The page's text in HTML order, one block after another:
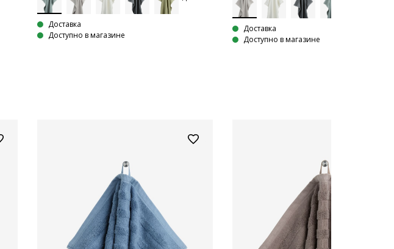
Доставка
Доступно в магазине
Доставка
Доступно в магазине